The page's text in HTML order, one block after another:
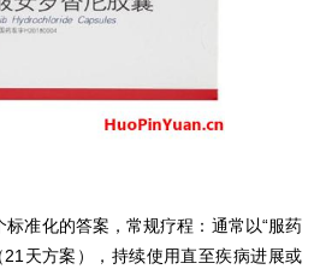
准化的答案，常规疗程：通常以“服药
天方案），持续使用直至疾病进展或